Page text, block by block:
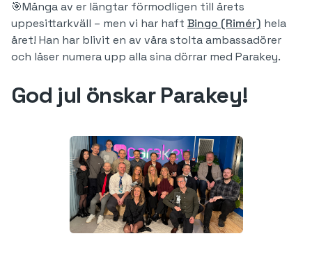
🎯Många av er längtar förmodligen till årets
uppesittarkväll – men vi har haft Bingo (Rimér) hela
året! Han har blivit en av våra stolta ambassadörer
och låser numera upp alla sina dörrar med Parakey.
God jul önskar Parakey!